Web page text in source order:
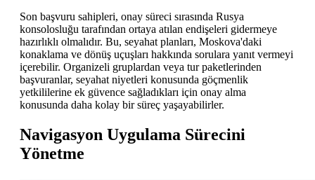
Son başvuru sahipleri, onay süreci sırasında Rusya
konsolosluğu tarafından ortaya atılan endişeleri gidermeye
hazırlıklı olmalıdır. Bu, seyahat planları, Moskova'daki
konaklama ve dönüş uçuşları hakkında sorulara yanıt vermeyi
içerebilir. Organizeli gruplardan veya tur paketlerinden
başvuranlar, seyahat niyetleri konusunda göçmenlik
yetkililerine ek güvence sağladıkları için onay alma
konusunda daha kolay bir süreç yaşayabilirler.
Navigasyon Uygulama Sürecini
Yönetme